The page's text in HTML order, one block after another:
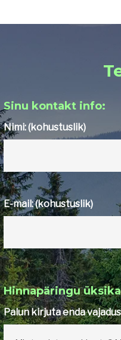
Sinu kontakt info:
Nimi: (kohustuslik)
E-mail: (kohustuslik)
Hinnapäringu
Palun kirjuta enda